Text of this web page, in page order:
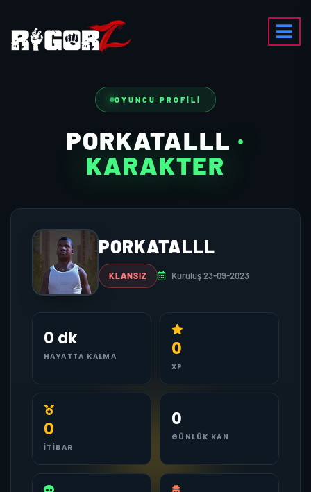
OYUNCU PROFILI
PORKATALLL ·
KARAKTER
PORKATALLL
KLANSIZ Kuruluş 23-09-2023
0 dk
HAYATTA KALMA 0
XP
0
İTIBAR
0
GÜNLÜK KAN